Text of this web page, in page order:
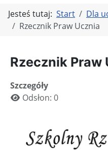
Jesteś tutaj: Start
Dla
Rzecznik Praw Ucznia
Rzecznik Praw
Szczegóły
Odsłon: 0